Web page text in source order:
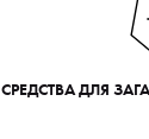
СРЕДСТВА ДЛЯ